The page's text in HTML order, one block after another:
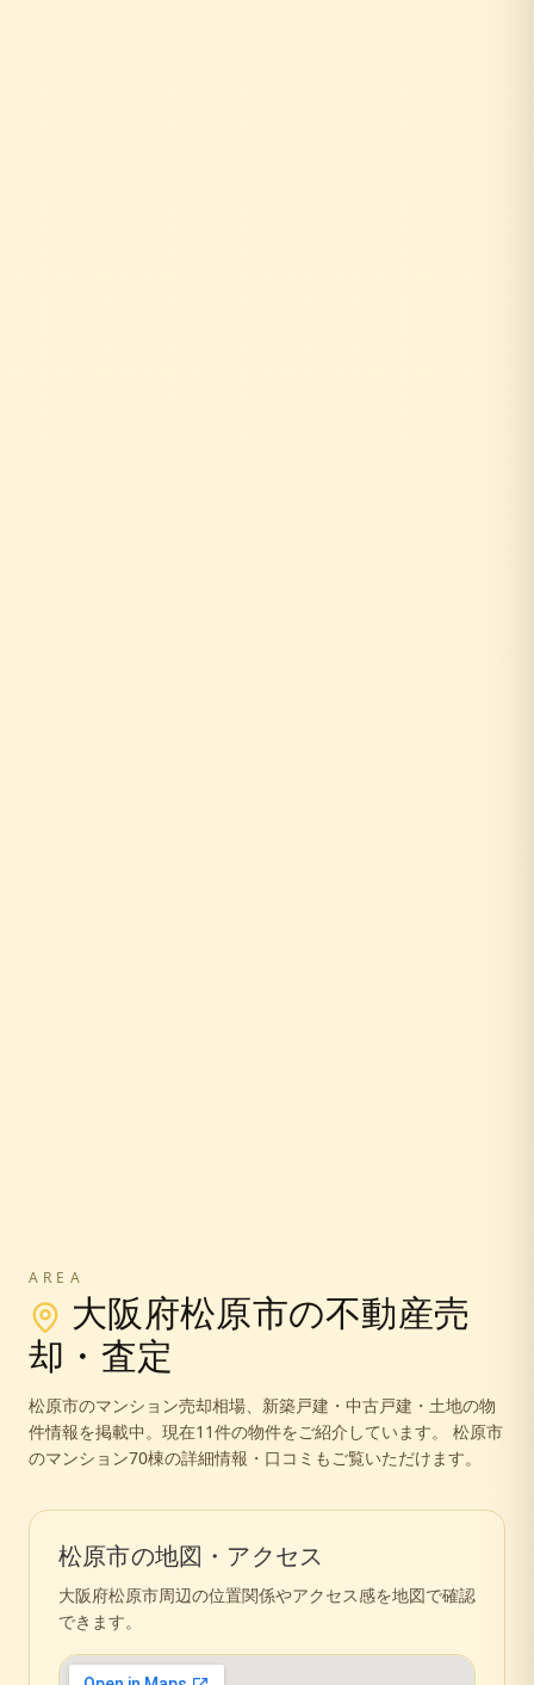
AREA
大阪府松原市の不動産売
却・査定
松原市のマンション売却相場、新築戸建・中古戸建・土地の物
件情報を掲載中。 現在11件の物件をご紹介しています。
松原市
のマンション70棟の詳細情報・口コミもご覧いただけます。
松原市の地図・アクセス
大阪府松原市周辺の位置関係やアクセス感を地図で確認
できます。